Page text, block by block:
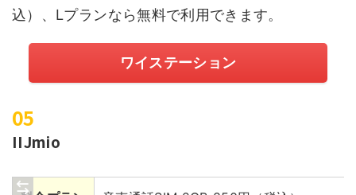
込）、Lプランなら無料で利用できます。
ワイステーション
IIJmio